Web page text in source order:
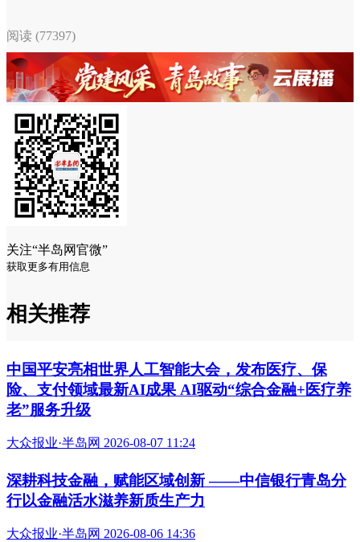
阅读 (77397)
关注“半岛网官微”
获取更多有用信息
相关推荐
中国平安亮相世界人工智能大会，发布医疗、保
险、支付领域最新AI成果 AI驱动“综合金融+医疗养
老”服务升级
大众报业·半岛网 2026-08-07 11:24
深耕科技金融，赋能区域创新 ——中信银行青岛分
行以金融活水滋养新质生产力
大众报业·半岛网 2026-08-06 14:36